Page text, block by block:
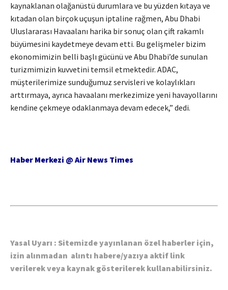
kaynaklanan olağanüstü durumlara ve bu yüzden kıtaya ve
kıtadan olan birçok uçuşun iptaline rağmen, Abu Dhabi
Uluslararası Havaalanı harika bir sonuç olan çift rakamlı
büyümesini kaydetmeye devam etti. Bu gelişmeler bizim
ekonomimizin belli başlı gücünü ve Abu Dhabi’de sunulan
turizmimizin kuvvetini temsil etmektedir. ADAC,
müşterilerimize sunduğumuz servisleri ve kolaylıkları
arttırmaya, ayrıca havaalanı merkezimize yeni havayollarını
kendine çekmeye odaklanmaya devam edecek,” dedi.
Haber Merkezi @ Air News Times
Yasal Uyarı : Sitemizde yayınlanan özel haberler için,
izin alınmadan alıntı habere/yazıya aktif link
verilerek veya kaynak gösterilerek kullanabilirsiniz.